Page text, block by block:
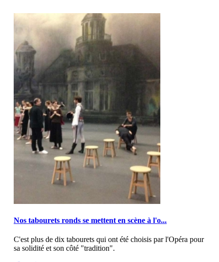
Nos tabourets ronds se mettent en scène à l'o...
C'est plus de dix tabourets qui ont été choisis par l'Opéra pour
sa solidité et son côté "tradition".